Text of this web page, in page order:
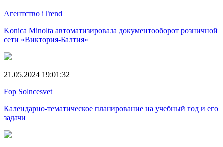
Агентство iTrend
Konica Minolta автоматизировала документооборот розничной
сети «Виктория-Балтия»
21.05.2024 19:01:32
Fop Solncesvet
Календарно-тематическое планирование на учебный год и его
задачи